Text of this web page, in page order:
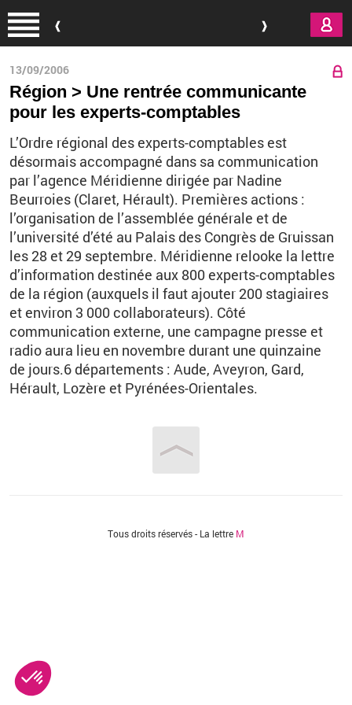
13/09/2006
Région > Une rentrée communicante
pour les experts-comptables
L’Ordre régional des experts-comptables est
désormais accompagné dans sa communication
par l’agence Méridienne dirigée par Nadine
Beurroies (Claret, Hérault). Premières actions :
l’organisation de l’assemblée générale et de
l’université d’été au Palais des Congrès de Gruissan
les 28 et 29 septembre. Méridienne relooke la lettre
d’information destinée aux 800 experts-comptables
de la région (auxquels il faut ajouter 200 stagiaires
et environ 3 000 collaborateurs). Côté
communication externe, une campagne presse et
radio aura lieu en novembre durant une quinzaine
de jours.6 départements : Aude, Aveyron, Gard,
Hérault, Lozère et Pyrénées-Orientales.
Tous droits réservés - La lettre M